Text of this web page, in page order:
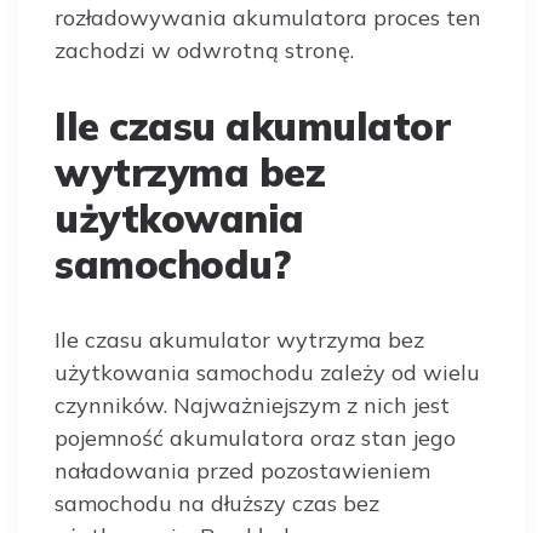
rozładowywania akumulatora proces ten
zachodzi w odwrotną stronę.
Ile czasu akumulator
wytrzyma bez
użytkowania
samochodu?
Ile czasu akumulator wytrzyma bez
użytkowania samochodu zależy od wielu
czynników. Najważniejszym z nich jest
pojemność akumulatora oraz stan jego
naładowania przed pozostawieniem
samochodu na dłuższy czas bez